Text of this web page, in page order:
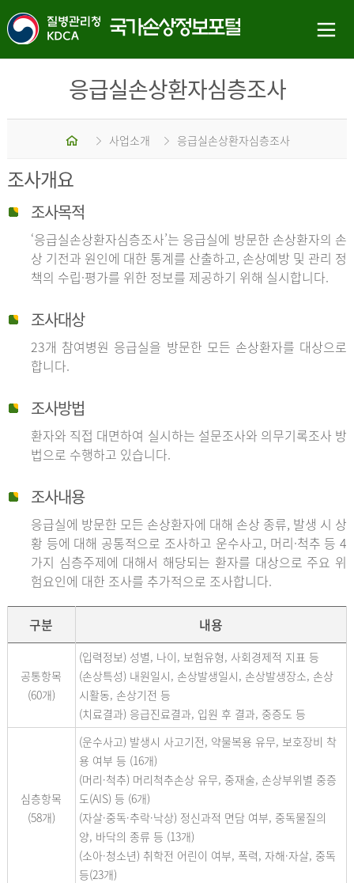
응급실손상환자심층조사
홈 사업소개 응급실손상환자심층조사
조사개요
조사목적
‘응급실손상환자심층조사’는 응급실에 방문한 손상환자의 손
상 기전과 원인에 대한 통계를 산출하고, 손상예방 및 관리 정
책의 수립·평가를 위한 정보를 제공하기 위해 실시합니다.
조사대상
23개 참여병원 응급실을 방문한 모든 손상환자를 대상으로
합니다.
조사방법
환자와 직접 대면하여 실시하는 설문조사와 의무기록조사 방
법으로 수행하고 있습니다.
조사내용
응급실에 방문한 모든 손상환자에 대해 손상 종류, 발생 시 상
황 등에 대해 공통적으로 조사하고 운수사고, 머리·척추 등 4
가지 심층주제에 대해서 해당되는 환자를 대상으로 주요 위
험요인에 대한 조사를 추가적으로 조사합니다.
구분 내용
공통항목
(60개)
(입력정보) 성별, 나이, 보험유형, 사회경제적 지표 등
(손상특성) 내원일시, 손상발생일시, 손상발생장소, 손상
시활동, 손상기전 등
(치료결과) 응급진료결과, 입원 후 결과, 중증도 등
심층항목
(58개)
(운수사고) 발생시 사고기전, 약물복용 유무, 보호장비 착
용 여부 등 (16개)
(머리·척추) 머리척추손상 유무, 중재술, 손상부위별 중증
도(AIS) 등 (6개)
(자살·중독·추락·낙상) 정신과적 면담 여부, 중독물질의
양, 바닥의 종류 등 (13개)
(소아·청소년) 취학전 어린이 여부, 폭력, 자해·자살, 중독
등(23개)